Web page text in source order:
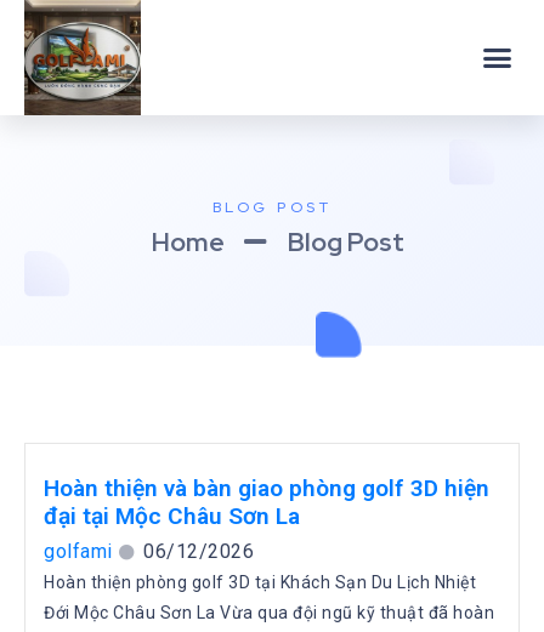
BLOG POST
Home Blog Post
Hoàn thiện và bàn giao phòng golf 3D hiện
đại tại Mộc Châu Sơn La
golfami 06/12/2026
Hoàn thiện phòng golf 3D tại Khách Sạn Du Lịch Nhiệt
Đới Mộc Châu Sơn La Vừa qua đội ngũ kỹ thuật đã hoàn